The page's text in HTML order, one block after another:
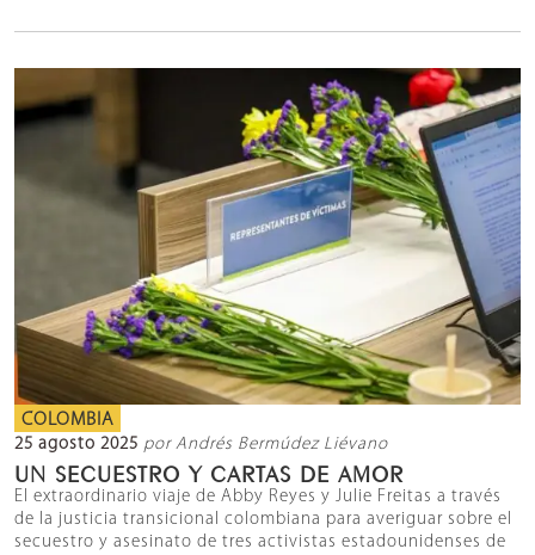
COLOMBIA
25 agosto 2025 por Andrés Bermúdez Liévano
UN SECUESTRO Y CARTAS DE AMOR
El extraordinario viaje de Abby Reyes y Julie Freitas a través
de la justicia transicional colombiana para averiguar sobre el
secuestro y asesinato de tres activistas estadounidenses de